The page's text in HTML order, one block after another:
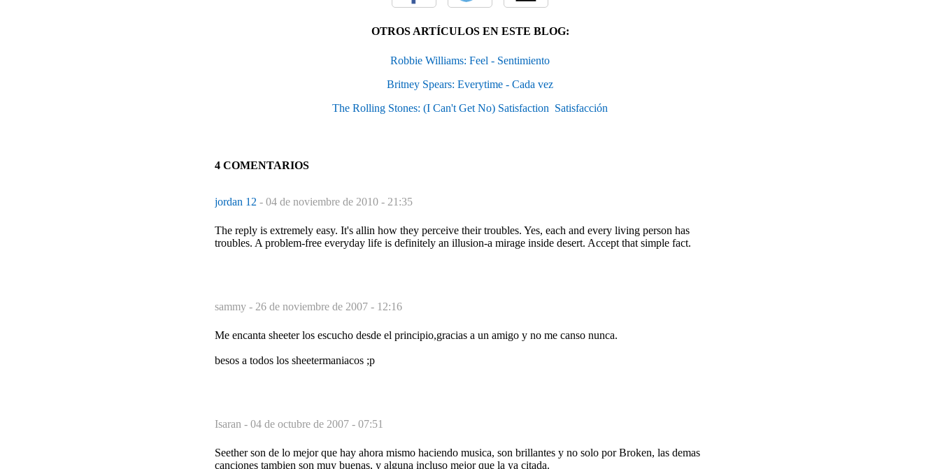
OTROS ARTÍCULOS EN ESTE BLOG:
Robbie Williams: Feel - Sentimiento
Britney Spears: Everytime - Cada vez
The Rolling Stones: (I Can't Get No) Satisfaction  Satisfacción
4 COMENTARIOS
jordan 12 - 04 de noviembre de 2010 - 21:35
The reply is extremely easy. It's allin how they perceive their troubles. Yes, each and every living person has
troubles. A problem-free everyday life is definitely an illusion-a mirage inside desert. Accept that simple fact.
sammy - 26 de noviembre de 2007 - 12:16
Me encanta sheeter los escucho desde el principio,gracias a un amigo y no me canso nunca.
besos a todos los sheetermaniacos ;p
Isaran - 04 de octubre de 2007 - 07:51
Seether son de lo mejor que hay ahora mismo haciendo musica, son brillantes y no solo por Broken, las demas
canciones tambien son muy buenas, y alguna incluso mejor que la ya citada.